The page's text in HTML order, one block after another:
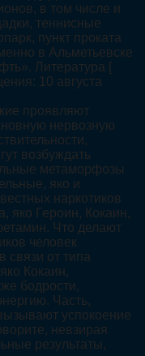
в том числе и
теннисные
пункт проката
в Альметьевске
Литература [
10 августа
проявляют
нервозную
возбуждать
метаморфозы
яко и
наркотиков
яко Героин, Кокаин,
Что делают
человек
связи от типа
Кокаин,
бодрости,
Часть,
успокоение
невзирая
результаты,